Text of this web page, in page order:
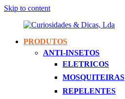
Skip to content
Curiosidades
Apaixonados
PRODUTOS
ANTI-INSETOS
ELETRICOS
MOSQUITEIRAS
REPELENTES